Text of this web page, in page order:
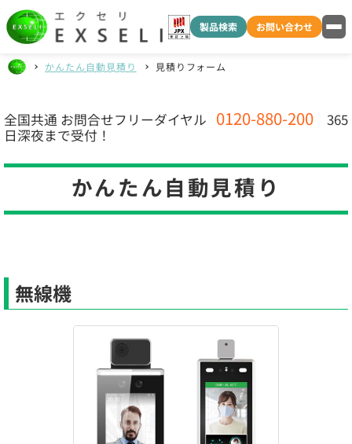
製品検索 お問い合わせ
かんたん自動見積り 見積りフォーム
全国共通 お問合せフリーダイヤル 0120-880-200 365
日深夜まで受付！
かんたん自動見積り
無線機